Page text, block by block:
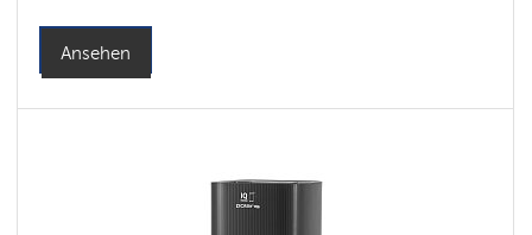
Ansehen